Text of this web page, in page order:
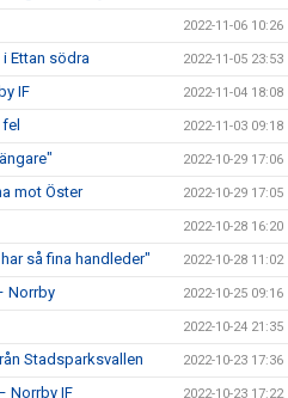
2022-11-06 10:26
Ettan södra 2022-11-05 23:53
IF 2022-11-04 18:08
2022-11-03 09:18
2022-10-29 17:06
mot Öster 2022-10-29 17:05
2022-10-28 16:20
så fina handleder" 2022-10-28 11:02
Norrby 2022-10-25 09:16
2022-10-24 21:35
Stadsparksvallen 2022-10-23 17:36
Norrby IF 2022-10-23 17:22